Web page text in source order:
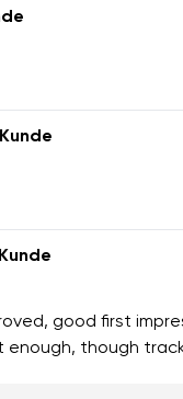
good first
enough, though